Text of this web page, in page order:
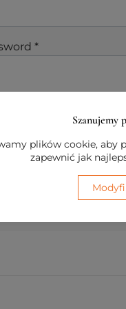
*
Szanujemy
plików cookie, aby
zapewnić jak